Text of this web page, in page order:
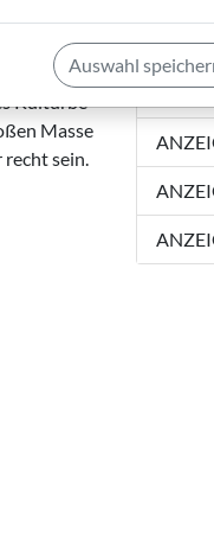
und
auf den
Kulturbe­
Masse
sein.
Auswahl